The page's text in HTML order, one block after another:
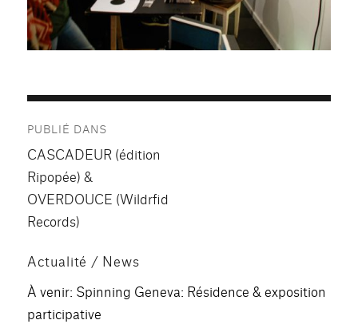
de
l’article
PUBLIÉ DANS
CASCADEUR (édition
Ripopée) &
OVERDOUCE (Wildrfid
Records)
Actualité / News
À venir: Spinning Geneva: Résidence & exposition
participative